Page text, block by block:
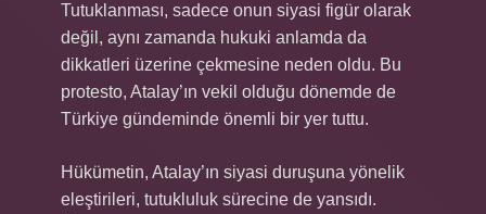
Tutuklanması, sadece onun siyasi figür olarak
değil, aynı zamanda hukuki anlamda da
dikkatleri üzerine çekmesine neden oldu. Bu
protesto, Atalay’ın vekil olduğu dönemde de
Türkiye gündeminde önemli bir yer tuttu.
Hükümetin, Atalay’ın siyasi duruşuna yönelik
eleştirileri, tutukluluk sürecine de yansıdı.